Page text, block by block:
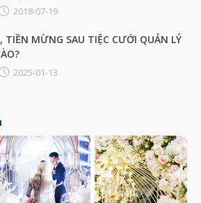
2018-07-19
TIỀN MỪNG SAU TIỆC CƯỚI QUẢN LÝ
2025-01-13